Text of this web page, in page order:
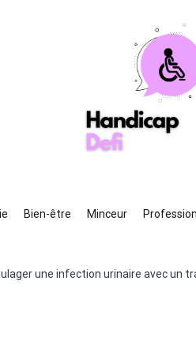
Bien-être Minceur
une infection urinaire avec un